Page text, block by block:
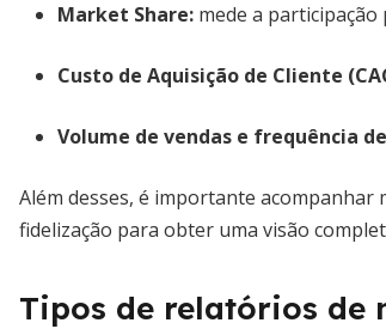
Market Share: mede a
Custo de Aquisição de Cliente
Volume de vendas e frequência
Além desses, é importante acompanhar
fidelização para obter uma visão
Tipos de relatórios de